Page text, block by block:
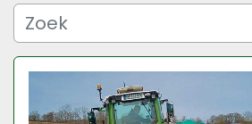
Fabrikant
Sorteren op